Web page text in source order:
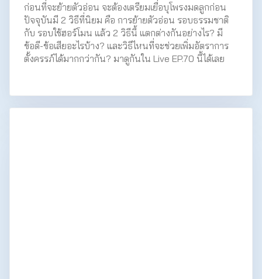
ก่อนที่จะย้ายตัวอ่อน จะต้องเตรียมเยื่อบุโพรงมดลูกก่อน
ปัจจุบันมี 2 วิธีที่นิยม คือ การย้ายตัวอ่อน รอบธรรมชาติ
กับ รอบใช้ฮอร์โมน แล้ว 2 วิธีนี้ แตกต่างกันอย่างไร? มี
ข้อดี-ข้อเสียอะไรบ้าง? และวิธีไหนที่จะช่วยเพิ่มอัตราการ
ตั้งครรภ์ได้มากกว่ากัน? มาดูกันใน Live EP.70 นี้ได้เลย